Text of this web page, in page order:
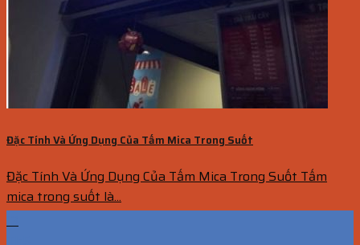
Đặc Tính Và Ứng Dụng Của Tấm Mica Trong Suốt
Đặc Tính Và Ứng Dụng Của Tấm Mica Trong Suốt Tấm
mica trong suốt là...